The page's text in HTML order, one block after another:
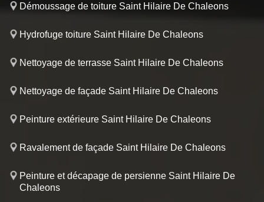
Démoussage de toiture Saint Hilaire De Chaleons
Hydrofuge toiture Saint Hilaire De Chaleons
Nettoyage de terrasse Saint Hilaire De Chaleons
Nettoyage de façade Saint Hilaire De Chaleons
Peinture extérieure Saint Hilaire De Chaleons
Ravalement de façade Saint Hilaire De Chaleons
Peinture et décapage de persienne Saint Hilaire De
Chaleons